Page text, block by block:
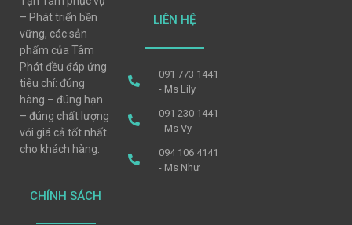
– Phát triển bền
vững, các sản
phẩm của Tâm
Phát đều đáp ứng
tiêu chí: đúng
hàng – đúng hạn
– đúng chất lượng
với giá cả tốt nhất
cho khách hàng.
CHÍNH SÁCH
LIÊN HỆ
091 773 1441
- Ms Lily
091 230 1441
- Ms Vy
094 106 4141
- Ms Như